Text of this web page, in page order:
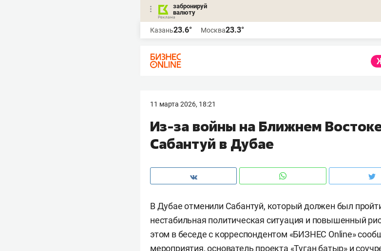
забронируй
валюту
Казань23.6° Москва23.3°
11 марта 2026, 18:21
Из-за войны на Ближнем
Сабантуй в Дубае
В Дубае отменили Сабантуй, который должен был
нестабильная политическая ситуация и повышенный
этом в беседе с корреспондентом «БИЗНЕС Online»
мероприятия, основатель проекта «Туган батыр» и